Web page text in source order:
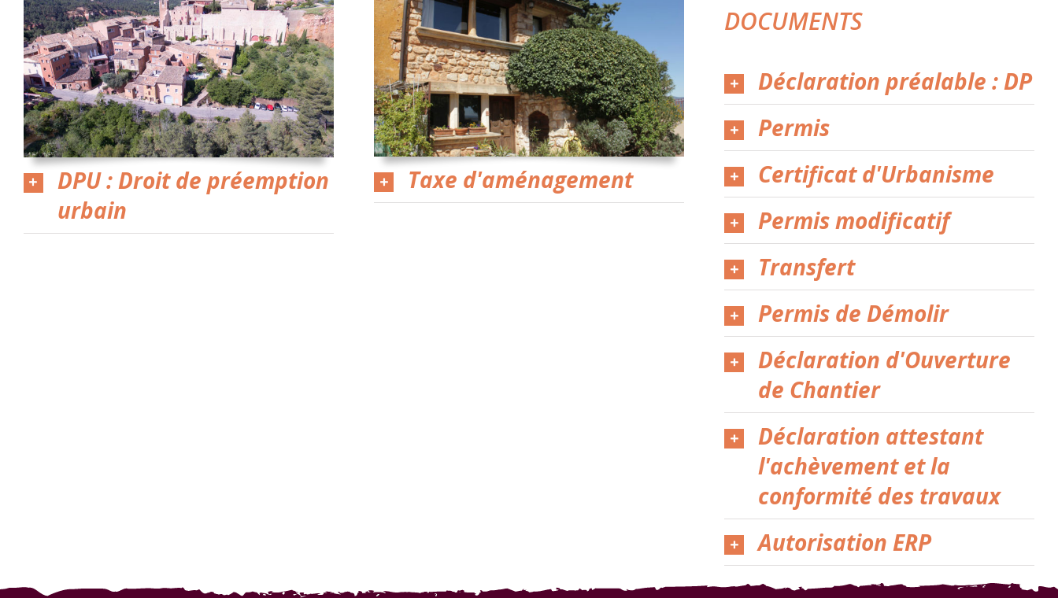
DPU : Droit de préemption
urbain
Taxe d'aménagement
DOCUMENTS
Déclaration préalable : DP
Permis
Certificat d'Urbanisme
Permis modificatif
Transfert
Permis de Démolir
Déclaration d'Ouverture
de Chantier
Déclaration attestant
l'achèvement et la
conformité des travaux
Autorisation ERP